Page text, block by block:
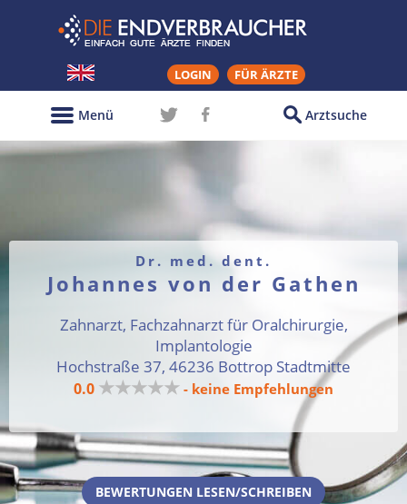
LOGIN FÜR ÄRZTE
Arztsuche
Menü
Dr. med. dent.
Johannes von der Gathen
Zahnarzt, Fachzahnarzt für Oralchirurgie,
Implantologie
Hochstraße 37, 46236 Bottrop Stadtmitte
0.0 ★★★★★ - keine Empfehlungen
BEWERTUNGEN LESEN/SCHREIBEN